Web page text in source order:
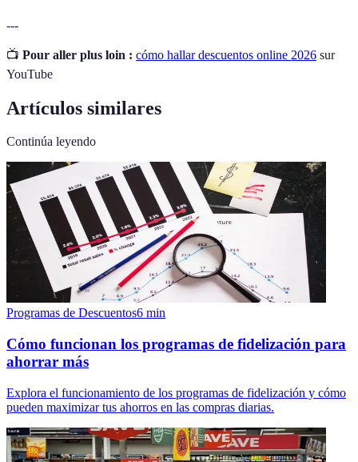
---
📺 Pour aller plus loin : cómo hallar descuentos online 2026 sur
YouTube
Artículos similares
Continúa leyendo
Programas de Descuentos6 min
Cómo funcionan los programas de fidelización para
ahorrar más
Explora el funcionamiento de los programas de fidelización y cómo
pueden maximizar tus ahorros en las compras diarias.